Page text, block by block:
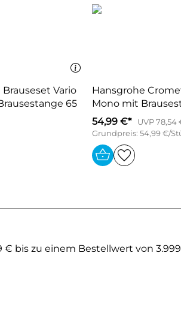
Vario
65
Hansgrohe
Mono mit
54,99 €*
UVP 78,54
Grundpreis: 54,99 €/
bis zu einem Bestellwert von